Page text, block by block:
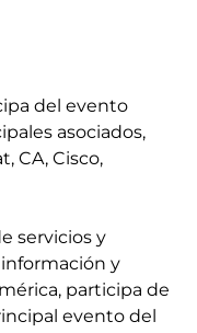
del evento
asociados,
CA, Cisco,
servicios y
y
participa de
evento del